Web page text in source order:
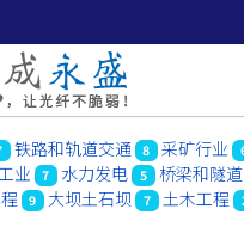
铁路和轨道交通 8 采矿行业
业 7 水力发电 5 桥梁和隧道
9 大坝土石坝 7 土木工程